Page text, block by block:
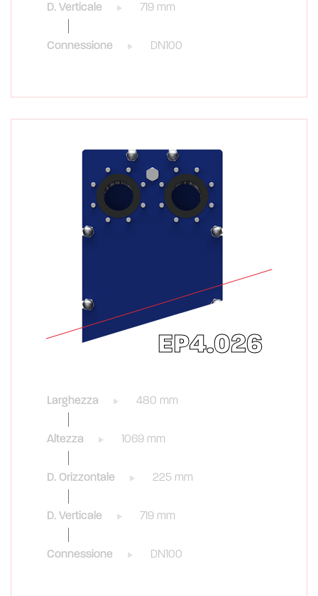
D. Verticale 719 mm
Connessione DN100
EP4.026
Larghezza 480 mm
Altezza 1069 mm
D. Orizzontale 225 mm
D. Verticale 719 mm
Connessione DN100